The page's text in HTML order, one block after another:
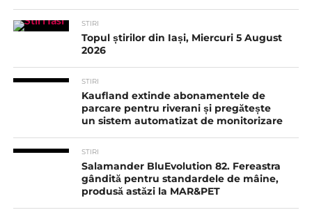
STIRI
Topul știrilor din Iași, Miercuri 5 August
2026
STIRI
Kaufland extinde abonamentele de
parcare pentru riverani și pregătește
un sistem automatizat de monitorizare
STIRI
Salamander BluEvolution 82. Fereastra
gândită pentru standardele de mâine,
produsă astăzi la MAR&PET